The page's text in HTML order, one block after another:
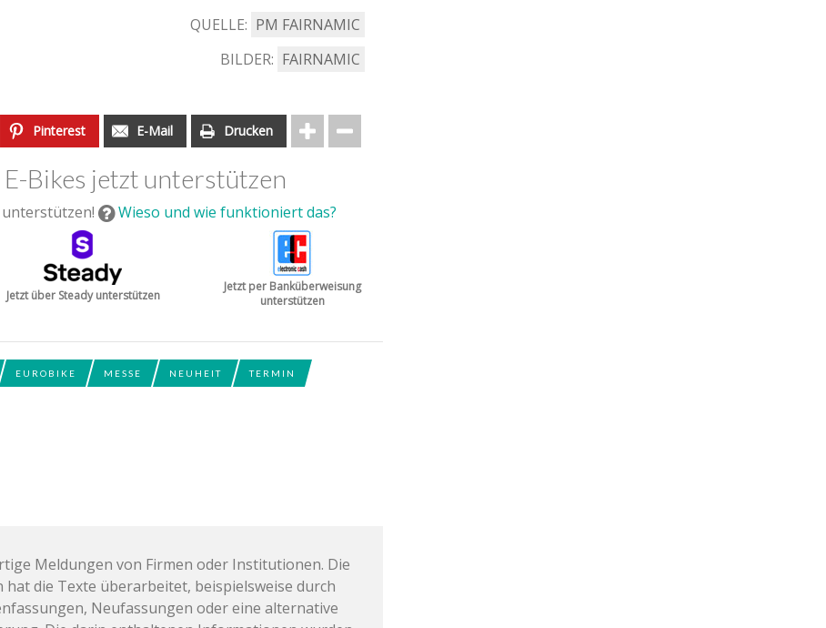
QUELLE: PM FAIRNAMIC
BILDER: FAIRNAMIC
Pinterest E-Mail Drucken
E-Bikes jetzt unterstützen
Wieso und wie funktioniert das?
Jetzt über Steady unterstützen
Jetzt per Banküberweisung
unterstützen
EUROBIKE MESSE NEUHEIT TERMIN
Meldungen von Firmen oder Institutionen. Die
hat die Texte überarbeitet, beispielsweise durch
Neufassungen oder eine alternative